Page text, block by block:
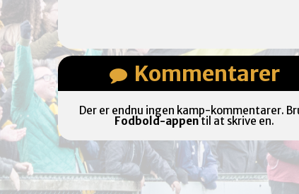
Kommentarer
Der er endnu ingen kamp-kommentarer.
Fodbold-appentil at skrive en.